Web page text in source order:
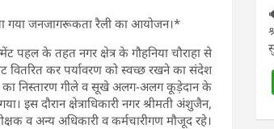
गया जनजागरूकता रैली का आयोजन।*
पहल के तहत नगर क्षेत्र के गौहनिया चौराहा से
कर पर्यावरण को स्वच्छ रखने का संदेश
का निस्तारण गीले व सूखे अलग-अलग कूड़ेदान के
इस दौरान क्षेत्राधिकारी नगर श्रीमती अंशुजैन,
व अन्य अधिकारी व कर्मचारीगण मौजूद रहे।